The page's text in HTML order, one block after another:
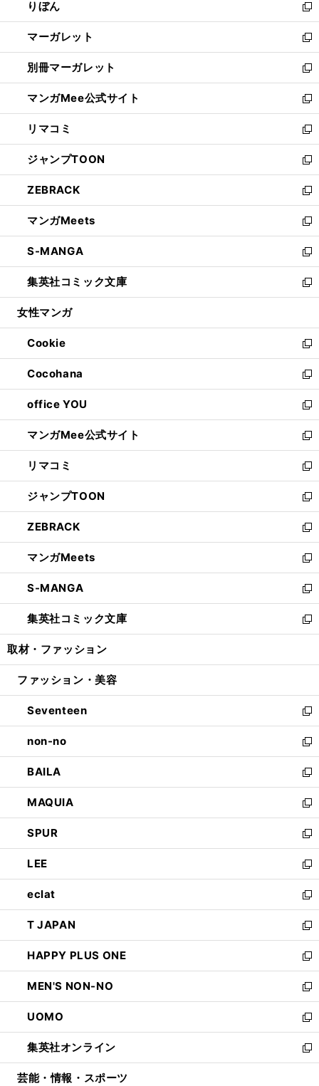
く
で
開
く
ド
ウ
で
開
く
ィ
ン
ド
ウ
で
開
く
りぼん
新
し
い
ウ
ィ
ン
ド
ウ
で
開
く
マーガレット
新
し
い
ウ
ィ
ン
ド
ウ
で
開
く
別冊マーガレット
新
し
い
ウ
ィ
ン
ド
ウ
で
開
く
マンガMee公式サイト
新
し
い
ウ
ィ
ン
ド
ウ
で
開
く
リマコミ
新
し
い
ウ
ィ
ン
ド
ウ
で
開
く
ジャンプTOON
新
し
い
ウ
ィ
ン
ド
ウ
で
開
ZEBRACK
新
し
い
ウ
ィ
ン
ド
ウ
開
く
マンガMeets
新
し
い
ウ
ィ
ン
ウ
で
開
く
S-MANGA
新
し
い
ウ
ン
ド
ウ
で
開
く
集英社コミック文庫
新
し
ウ
ィ
ン
ド
ウ
で
開
く
女性マンガ
Cookie
新
し
い
ウ
ィ
ン
ド
ウ
で
開
く
Cocohana
新
し
い
ウ
ィ
ン
ド
ウ
で
開
く
office YOU
新
し
い
ウ
ィ
ン
ド
ウ
で
開
く
マンガMee公式サイト
新
し
い
ウ
ィ
ン
ド
ウ
で
開
く
リマコミ
新
し
い
ウ
ィ
ン
ド
ウ
で
開
く
ジャンプTOON
新
し
い
ウ
ィ
ン
ド
ウ
で
開
ZEBRACK
新
し
い
ウ
ィ
ン
ド
ウ
開
マンガMeets
新
し
い
ウ
ィ
ン
ウ
開
く
S-MANGA
新
し
い
ウ
ン
ウ
で
開
く
集英社コミック文庫
新
し
ウ
ン
ド
ウ
で
開
く
取材・ファッション
ファッション・美容
Seventeen
新
し
い
ウ
ィ
ン
ド
ウ
で
開
く
non-no
新
し
い
ウ
ィ
ン
ド
ウ
で
開
く
BAILA
新
し
い
ウ
ィ
ン
ド
ウ
で
開
く
MAQUIA
新
し
い
ウ
ィ
ン
ド
ウ
で
開
く
SPUR
新
し
い
ウ
ィ
ン
ド
ウ
で
開
く
LEE
新
し
い
ウ
ィ
ン
ド
ウ
で
開
く
eclat
新
し
い
ウ
ィ
ン
ド
ウ
で
開
く
T JAPAN
新
し
い
ウ
ィ
ン
ド
ウ
で
開
HAPPY PLUS ONE
新
し
い
ウ
ィ
ン
ド
ウ
MEN'S NON-NO
新
し
い
ウ
ィ
ン
UOMO
新
し
い
ウ
集英社オンライン
新
し
芸能・情報・スポーツ